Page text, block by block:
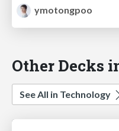
ymotongpoo
Other Decks
See All in Technology